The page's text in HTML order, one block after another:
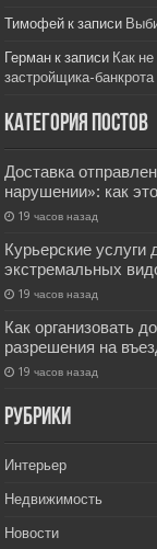
Тимофей к записи
Герман к записи Как
застройщика-банкрота
Категория постов
Доставка
нарушении»: как
19 часов назад
Курьерские услуги
экстремальных
19 часов назад
Как организовать
разрешения на
19 часов назад
РУбрики
Интерьер
Недвижимость
Новости